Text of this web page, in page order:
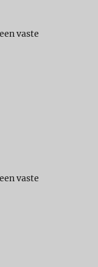
vaste
vaste